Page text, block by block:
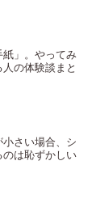
」。やってみ
の体験談まと
小さい場合、シ
のは恥ずかしい